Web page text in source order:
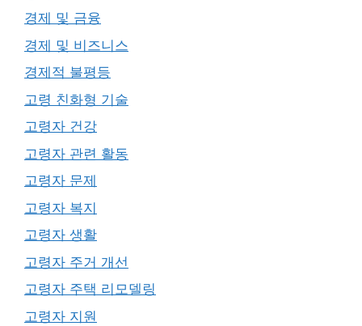
경제 및 금융
경제 및 비즈니스
경제적 불평등
고령 친화형 기술
고령자 건강
고령자 관련 활동
고령자 문제
고령자 복지
고령자 생활
고령자 주거 개선
고령자 주택 리모델링
고령자 지원